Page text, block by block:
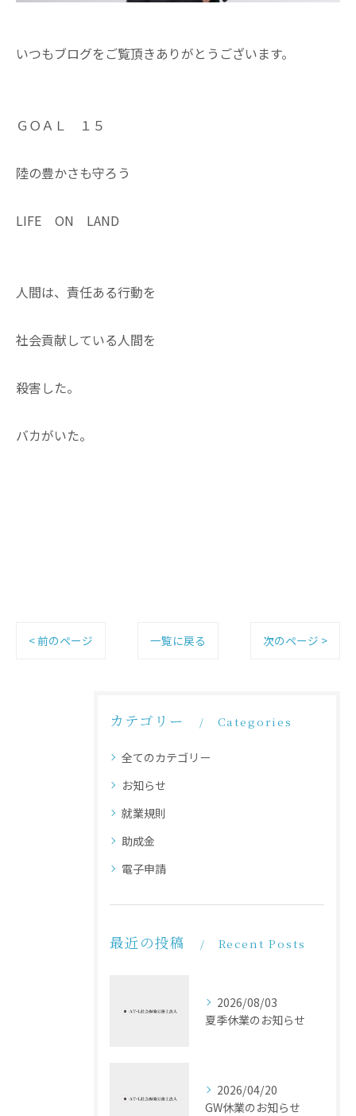
いつもブログをご覧頂きありがとうございます。
ＧＯＡＬ １５
陸の豊かさも守ろう
LIFE ON LAND
人間は、責任ある行動を
社会貢献している人間を
殺害した。
バカがいた。
< 前のページ 一覧に戻る 次のページ >
カテゴリー Categories
全てのカテゴリー
お知らせ
就業規則
助成金
電子申請
最近の投稿 Recent Posts
2026/08/03
夏季休業のお知らせ
2026/04/20
GW休業のお知らせ